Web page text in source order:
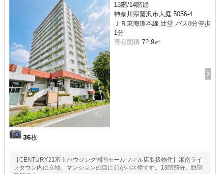
36枚
13階/14階建
神奈川県藤沢市大庭 5056-4
ＪＲ東海道本線 辻堂 バス8分停歩
1分
専有面積 72.9㎡
【CENTURY21富士ハウジング湘南モールフィル店取扱物件】湘南ライ
フタウン内に立地。マンションの目に前がバス停です。13階部分、眺望